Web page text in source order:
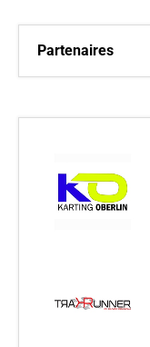
Partenaires